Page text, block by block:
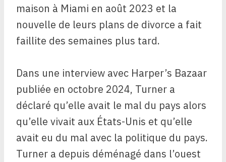
maison à Miami en août 2023 et la
nouvelle de leurs plans de divorce a fait
faillite des semaines plus tard.
Dans une interview avec Harper’s Bazaar
publiée en octobre 2024, Turner a
déclaré qu’elle avait le mal du pays alors
qu’elle vivait aux États-Unis et qu’elle
avait eu du mal avec la politique du pays.
Turner a depuis déménagé dans l’ouest